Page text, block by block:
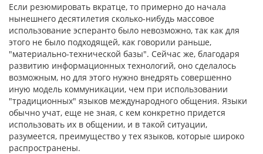
Если резюмировать вкратце, то примерно до начала
нынешнего десятилетия сколько-нибудь массовое
использование эсперанто было невозможно, так как для
этого не было подходящей, как говорили раньше,
"материально-технической базы". Сейчас же, благодаря
развитию информационных технологий, оно сделалось
возможным, но для этого нужно внедрять совершенно
иную модель коммуникации, чем при использовании
"традиционных" языков международного общения. Языки
обычно учат, еще не зная, с кем конкретно придется
использовать их в общении, и в такой ситуации,
разумеется, преимущество у тех языков, которые широко
распространены.